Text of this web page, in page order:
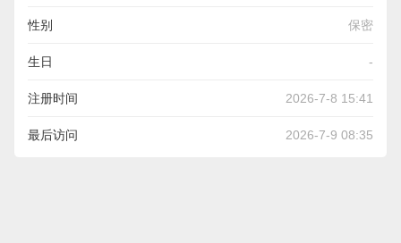
性别 保密
生日 -
注册时间 2026-7-8 15:41
最后访问 2026-7-9 08:35